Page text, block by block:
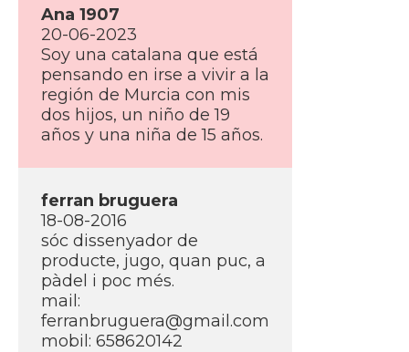
Ana 1907
20-06-2023
Soy una catalana que está
pensando en irse a vivir a la
región de Murcia con mis
dos hijos, un niño de 19
años y una niña de 15 años.
ferran bruguera
18-08-2016
sóc dissenyador de
producte, jugo, quan puc, a
pàdel i poc més.
mail:
ferranbruguera@gmail.com
mobil: 658620142